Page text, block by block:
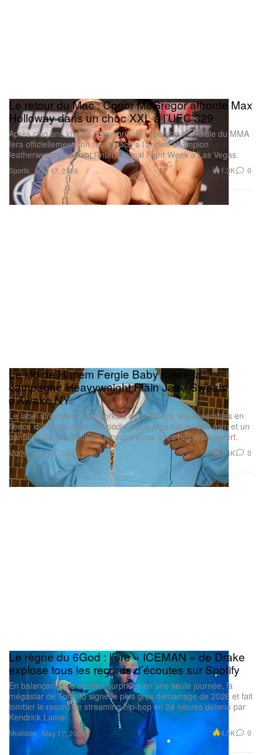
Sports
Le retour du Mac : Conor McGregor affronte Max
Holloway dans un choc XXL à l’UFC 329
Après cinq ans loin de l’octogone, la superstar mondiale du MMA
fera officiellement son retour face à l’ancien champion
featherweight pendant l’International Fight Week à Las Vegas.
May 17, 2026 1.3K 0
Mode
Le kid de Harlem Fergie Baby mène la
campagne Heavyweight Plain Jane Sweats
d’Awake NY
Le label streetwear new-yorkais dépoussière ses ensembles en
fleece iconiques avec un hoodie zippé crop top en 500 gsm et un
pantalon de survêtement à coupe loose avec bas droit ouvert.
May 17, 2026 1.4K 0
Musique
Le règne du 6God : l’ère « ICEMAN » de Drake
explose tous les records d’écoutes sur Spotify
En balançant trois albums surprises en une seule journée, la
mégastar de Toronto signe le plus gros démarrage de 2026 et fait
tomber le record de streaming hip‑hop en 24 heures détenu par
Kendrick Lamar.
May 17, 2026 4.5K 0